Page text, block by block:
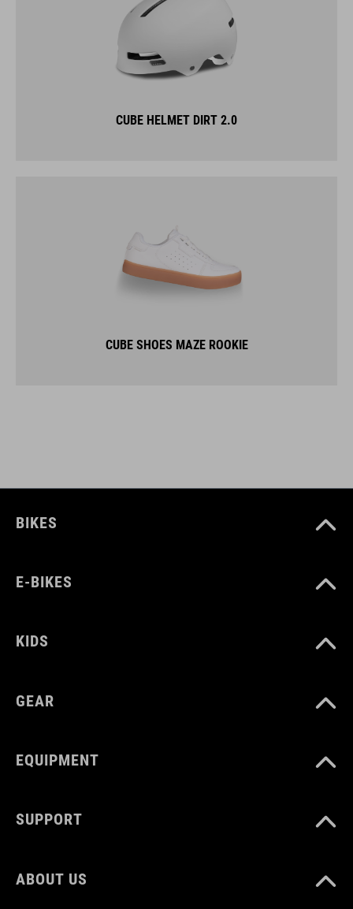
CUBE HELMET DIRT 2.0
CUBE SHOES MAZE ROOKIE
BIKES
E-BIKES
KIDS
GEAR
EQUIPMENT
SUPPORT
ABOUT US